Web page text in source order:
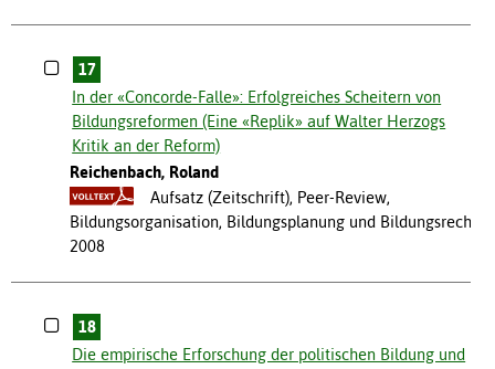
17
In der «Concorde-Falle»: Erfolgreiches Scheitern von
Bildungsreformen (Eine «Replik» auf Walter Herzogs
Kritik an der Reform)
Reichenbach, Roland
Aufsatz (Zeitschrift), Peer-Review,
Bildungsorganisation, Bildungsplanung und Bildungsrecht
2008
18
Die empirische Erforschung der politischen Bildung und